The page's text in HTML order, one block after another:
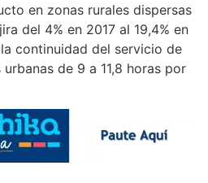
en zonas rurales dispersas
del 4% en 2017 al 19,4% en
continuidad del servicio de
de 9 a 11,8 horas por